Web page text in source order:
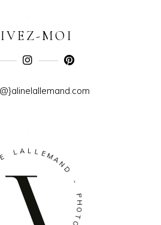
MOI
E L A L L EMAN
D
-
P
H
O
T